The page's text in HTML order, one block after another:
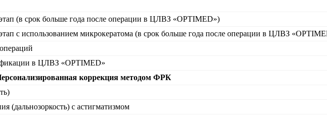
(в срок больше года после операции в ЦЛВЗ «OPTIMED»)
с использованием микрокератома (в срок больше года после операции в ЦЛВЗ
в ЦЛВЗ «OPTIMED»
коррекция методом ФРК
(дальнозоркость) с астигматизмом